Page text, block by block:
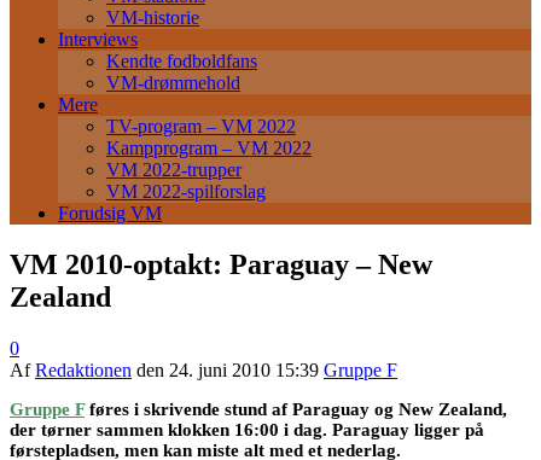
VM-historie
Interviews
Kendte fodboldfans
VM-drømmehold
Mere
TV-program – VM 2022
Kampprogram – VM 2022
VM 2022-trupper
VM 2022-spilforslag
Forudsig VM
VM 2010-optakt: Paraguay – New
Zealand
0
AfRedaktionen den 24. juni 2010 15:39 Gruppe F
Gruppe Fføres i skrivende stund af Paraguay og New Zealand,
der tørner sammen klokken 16:00 i dag. Paraguay ligger på
førstepladsen, men kan miste alt med et nederlag.